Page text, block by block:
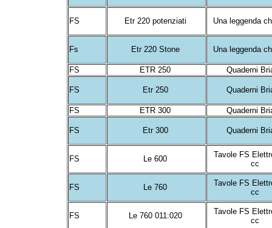
FS Etr 220 potenziati Una leggenda
Fs Etr 220 Stone Una leggenda
FS ETR 250 Quaderni
FS Etr 250 Quaderni
FS ETR 300 Quaderni
FS Etr 300 Quaderni
FS Le 600
Tavole FS
cc
FS Le 760
Tavole FS
cc
FS Le 760 011:020
Tavole FS
cc